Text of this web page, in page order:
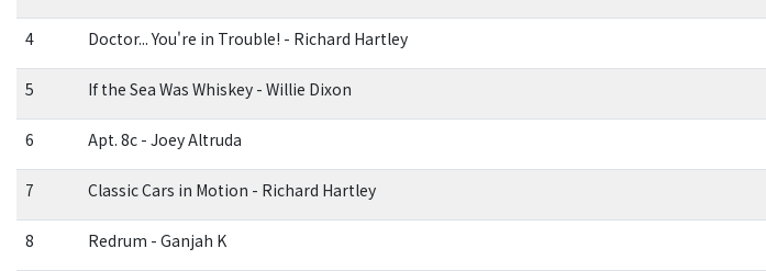
4 Doctor... You're in Trouble! - Richard Hartley
5 If the Sea Was Whiskey - Willie Dixon
6 Apt. 8c - Joey Altruda
7 Classic Cars in Motion - Richard Hartley
8 Redrum - Ganjah K